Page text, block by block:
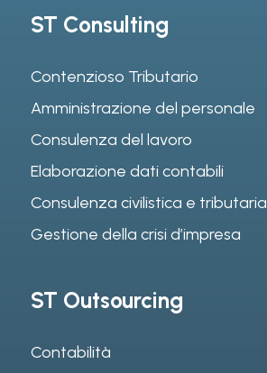
ST Consulting
Contenzioso Tributario
Amministrazione del personale
Consulenza del lavoro
Elaborazione dati contabili
Consulenza civilistica e tributaria
Gestione della crisi d’impresa
ST Outsourcing
Contabilità